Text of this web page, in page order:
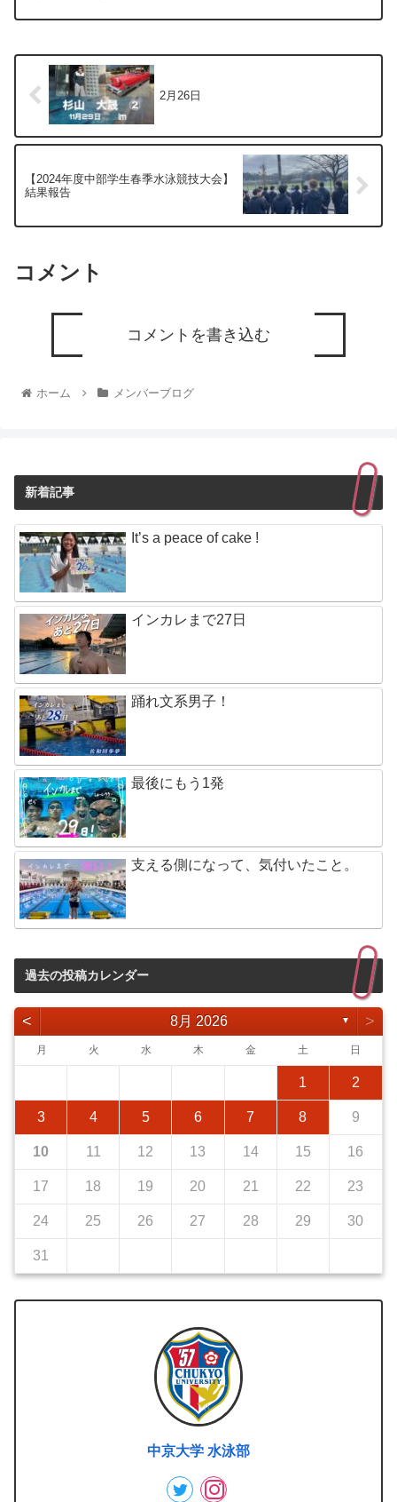
2月26日
【2024年度中部学生春季水泳競技大会】
結果報告
コメント
コメントを書き込む
ホーム メンバーブログ
新着記事
It’s a peace of cake !
インカレまで27日
踊れ文系男子！
最後にもう1発
支える側になって、気付いたこと。
過去の投稿カレンダー
< 8月 2026 ▼ >
月 火 水 木 金 土 日
1 2
3 4 5 6 7 8 9
10 11 12 13 14 15 16
17 18 19 20 21 22 23
24 25 26 27 28 29 30
31
中京大学 水泳部